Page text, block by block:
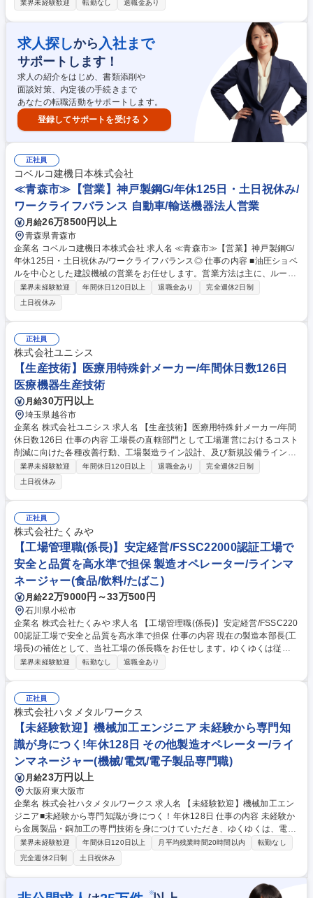
指導・育成 ◇生産計画に基づく進捗管理、品質チェック（味・見た目・包
装） ◇衛生管理・安全管理（HACCPに基づく対応） ◇設備機械の点検・
メンテナンス補助 ◇将来的には課長職として、製造部門全体の統括を担当
募集職種 【小牧/お菓子メーカーの工場長候補】車通勤可/土日休/製造経験
者歓迎★
業界未経験歓迎 転勤なし 退職金あり
求人探しから 入社まで
サポートします！
求人の紹介をはじめ、書類添削や
面談対策、内定後の手続きまで
あなたの転職活動をサポートします。
登録してサポートを受ける
正社員
コベルコ建機日本株式会社
≪青森市≫【営業】神戸製鋼G/年休125日・土日祝休み/
ワークライフバランス 自動車/輸送機器法人営業
月給26万8500円以上
青森県青森市
企業名 コベルコ建機日本株式会社 求人名 ≪青森市≫【営業】神戸製鋼G/
年休125日・土日祝休み/ワークライフバランス◎ 仕事の内容 ■油圧ショベ
ルを中心とした建設機械の営業をお任せします。営業方法は主に、ルート
営業となり、建設会社や建機のレンタル会社等を対象にコベルコ建機製の
建設機械を販売します。 既存のお客様が中心になる為、買い替えの提案が
メインとなります。他にも、新規のお客様への開拓営業や、販売代理店の
フォローを行います。建設機械の販売においては、販売後も機械が問題な
く稼働できるように社内の整備部門と連携して顧客のサポートを行いま
す。 目標管理については、実績に応じて営業所単位の目標から個人目標に
販売台数が割り振られます。 募集職種 ≪青森市≫【営業】神戸製鋼G/年
休125日・土日祝休み/ワークライフバランス◎
業界未経験歓迎 年間休日120日以上 退職金あり
完全週休2日制
土日祝休み
正社員
株式会社ユニシス
【生産技術】医療用特殊針メーカー/年間休日数126日
医療機器生産技術
月給30万円以上
埼玉県越谷市
企業名 株式会社ユニシス 求人名 【生産技術】医療用特殊針メーカー/年間
休日数126日 仕事の内容 工場長の直轄部門として工場運営におけるコスト
削減に向けた各種改善行動、工場製造ライン設計、及び新規設備ライン導
入など、戦略的な活動を行っていただきます。 【詳細】 ・工程改善、及
び品質改善などQC活動の中心として活動 ・生産効率の向上を現場部門と
協力して推進 ・製造委託先の指導も担います 募集職種 【生産技術】医療
用特殊針メーカー/年間休日数126日
業界未経験歓迎 年間休日120日以上 退職金あり
完全週休2日制
土日祝休み
正社員
株式会社たくみや
【工場管理職(係長)】安定経営/FSSC22000認証工場で
安全と品質を高水準で担保 製造オペレーター/ラインマ
ネージャー(食品/飲料/たばこ)
月給22万9000円～33万500円
石川県小松市
企業名 株式会社たくみや 求人名 【工場管理職(係長)】安定経営/FSSC220
00認証工場で安全と品質を高水準で担保 仕事の内容 現在の製造本部長(工
場長)の補佐として、当社工場の係長職をお任せします。ゆくゆくは従業
員指導等、製造ラインや包装ラインをお任せします。【業務内容の変更範
の指示に従う付属業務など 食品製造業での工場勤務経験があり、マネジメ
ントもされていた方が適任です。製造ラインの保守管理業務も一部発生し
ますので、電気系の知識がお有りですと望ましいです。 募集職種 【工場
管理職(係長)】安定経営/FSSC22000認証工場で安全と品質を高水準で担
保
業界未経験歓迎 転勤なし 退職金あり
正社員
株式会社ハタメタルワークス
【未経験歓迎】機械加工エンジニア 未経験から専門知
識が身につく!年休128日 その他製造オペレーター/ライ
ンマネージャー(機械/電気/電子製品専門職)
月給23万円以上
大阪府東大阪市
企業名 株式会社ハタメタルワークス 求人名 【未経験歓迎】機械加工エン
ジニア■未経験から専門知識が身につく！年休128日 仕事の内容 未経験か
ら金属製品・銅加工の専門技術を身につけていただき、ゆくゆくは、電源
装置・配電盤・制御盤等に使用される金属製品のプレス加工・機械 加工全
般をお任せ致します。 ★イチオシ★年休128日！完全週休2日で残業少の
冷暖房完備の屋内作業 データセンターや電気自動車（EV）の需要拡大で
世界的にニーズが増えている『銅』の加工に特化することで、会社として
も安定拡大中！ 【入社後について】 工場長が一人立ちまでを丁寧にサポ
業界未経験歓迎 年間休日120日以上 月平均残業時間20時間以内
転勤なし
完全週休2日制
土日祝休み
※